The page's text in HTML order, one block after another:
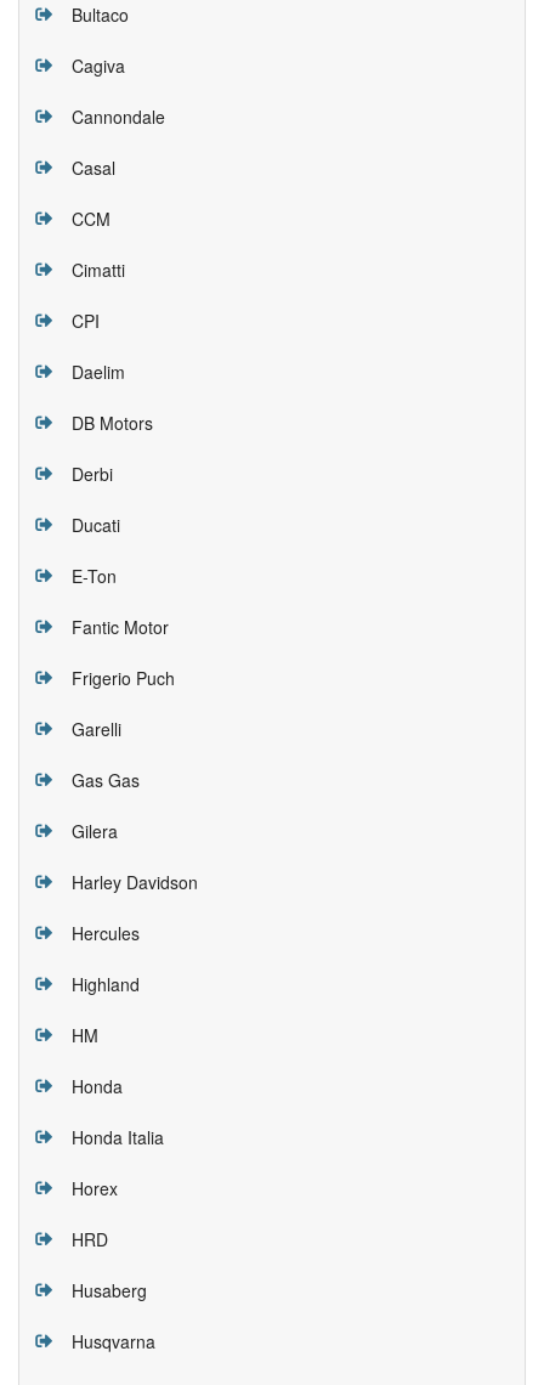
Bultaco
Cagiva
Cannondale
Casal
CCM
Cimatti
CPI
Daelim
DB Motors
Derbi
Ducati
E-Ton
Fantic Motor
Frigerio Puch
Garelli
Gas Gas
Gilera
Harley Davidson
Hercules
Highland
HM
Honda
Honda Italia
Horex
HRD
Husaberg
Husqvarna